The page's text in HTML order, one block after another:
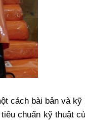
cách bài bản và kỹ
chuẩn kỹ thuật